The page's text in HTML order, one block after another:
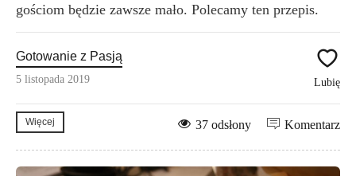
gościom będzie zawsze mało. Polecamy ten przepis.
Gotowanie z Pasją
5 listopada 2019 Lubię
Więcej Komentarz
37 odsłony